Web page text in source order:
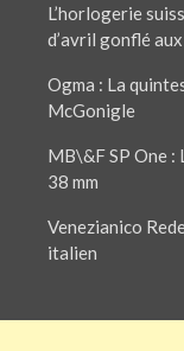
L’horlogerie
d’avril gonflé
Ogma : La
McGonigle
MB\&F SP One :
38 mm
Venezianico
italien